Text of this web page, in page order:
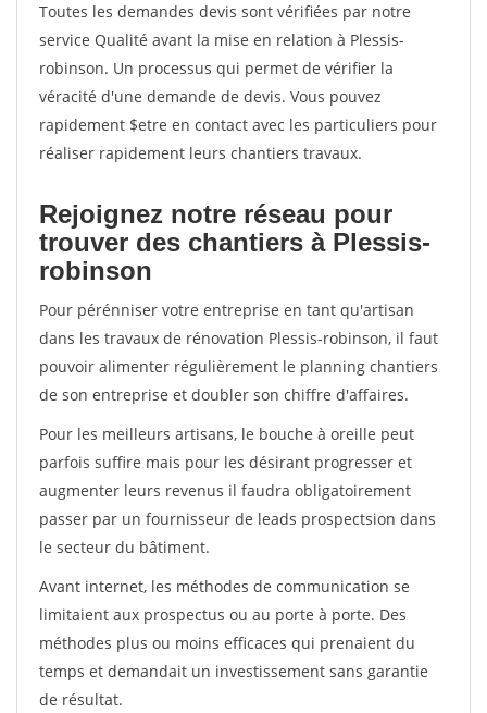
Toutes les demandes devis sont vérifiées par notre
service Qualité avant la mise en relation à Plessis-
robinson. Un processus qui permet de vérifier la
véracité d'une demande de devis. Vous pouvez
rapidement $etre en contact avec les particuliers pour
réaliser rapidement leurs chantiers travaux.
Rejoignez notre réseau pour
trouver des chantiers à Plessis-
robinson
Pour pérénniser votre entreprise en tant qu'artisan
dans les travaux de rénovation Plessis-robinson, il faut
pouvoir alimenter régulièrement le planning chantiers
de son entreprise et doubler son chiffre d'affaires.
Pour les meilleurs artisans, le bouche à oreille peut
parfois suffire mais pour les désirant progresser et
augmenter leurs revenus il faudra obligatoirement
passer par un fournisseur de leads prospectsion dans
le secteur du bâtiment.
Avant internet, les méthodes de communication se
limitaient aux prospectus ou au porte à porte. Des
méthodes plus ou moins efficaces qui prenaient du
temps et demandait un investissement sans garantie
de résultat.